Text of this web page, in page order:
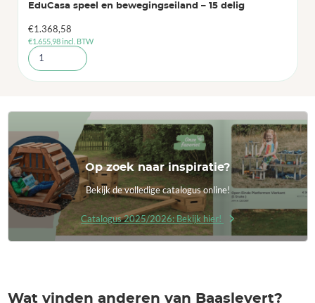
EduCasa speel en bewegingseiland – 15 delig
€1.368,58
€1.655,98incl. BTW
Op zoek naar inspiratie?
Bekijk de volledige catalogus online!
Catalogus 2025/2026: Bekijk hier!
Wat vinden anderen van Baaslevert?